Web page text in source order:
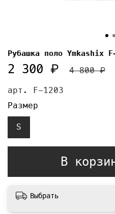
арт. F-1203
Рубашка поло Ymkashix
2 300 ₽ 4 800 ₽
В
Размер
S
Выбрать